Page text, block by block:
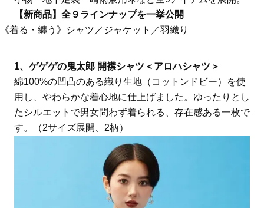
【新商品】全９ラインナップを一挙公開
《着る・纏う》シャツ／ジャケット／羽織り
1、ゲゲゲの鬼太郎 開襟シャツ＜アロハシャツ＞
綿100%の凹凸のある織り生地（コットンドビー）を使
用し、やわらかな着心地に仕上げました。ゆったりとし
たシルエットで男女問わず着られる、存在感ある一枚で
す。（2サイズ展開、2柄）